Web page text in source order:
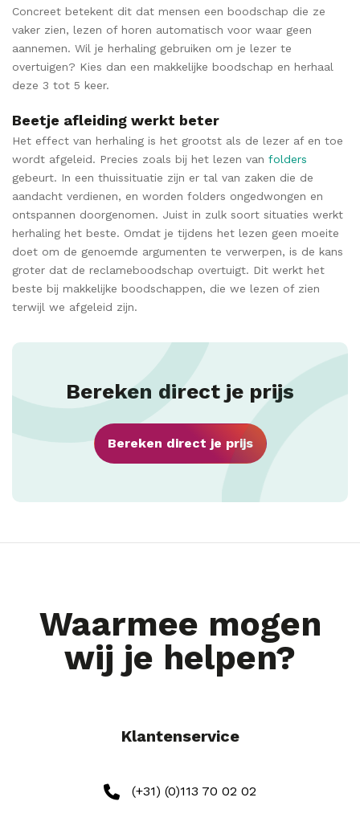
Concreet betekent dit dat mensen een boodschap die ze
vaker zien, lezen of horen automatisch voor waar geen
aannemen. Wil je herhaling gebruiken om je lezer te
overtuigen? Kies dan een makkelijke boodschap en herhaal
deze 3 tot 5 keer.
Beetje afleiding werkt beter
Het effect van herhaling is het grootst als de lezer af en toe
wordt afgeleid. Precies zoals bij het lezen van folders
gebeurt. In een thuissituatie zijn er tal van zaken die de
aandacht verdienen, en worden folders ongedwongen en
ontspannen doorgenomen. Juist in zulk soort situaties werkt
herhaling het beste. Omdat je tijdens het lezen geen moeite
doet om de genoemde argumenten te verwerpen, is de kans
groter dat de reclameboodschap overtuigt. Dit werkt het
beste bij makkelijke boodschappen, die we lezen of zien
terwijl we afgeleid zijn.
Bereken direct je prijs
Bereken direct je prijs
Waarmee mogen
wij je helpen?
Klantenservice
(+31) (0)113 70 02 02